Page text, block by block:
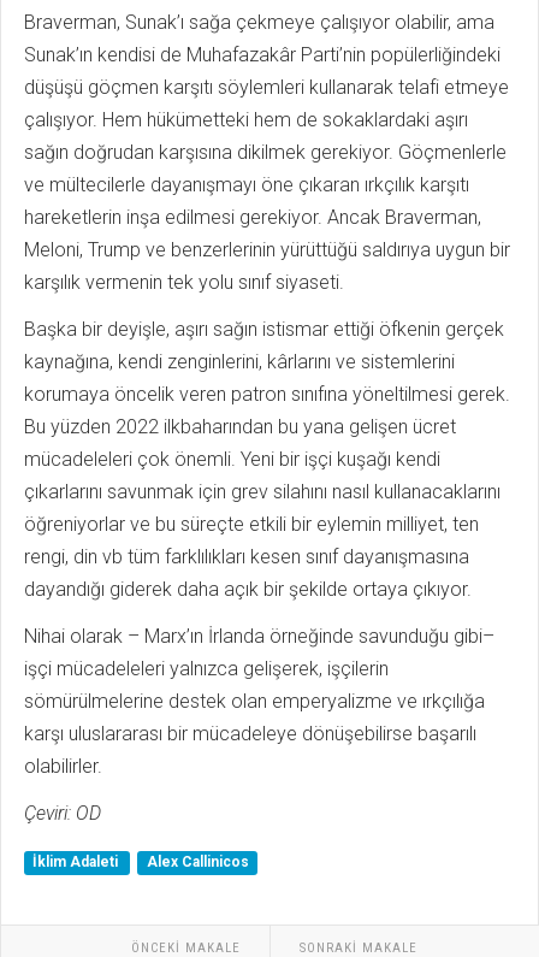
Braverman, Sunak’ı sağa çekmeye çalışıyor olabilir, ama
Sunak’ın kendisi de Muhafazakâr Parti’nin popülerliğindeki
düşüşü göçmen karşıtı söylemleri kullanarak telafi etmeye
çalışıyor. Hem hükümetteki hem de sokaklardaki aşırı
sağın doğrudan karşısına dikilmek gerekiyor. Göçmenlerle
ve mültecilerle dayanışmayı öne çıkaran ırkçılık karşıtı
hareketlerin inşa edilmesi gerekiyor. Ancak Braverman,
Meloni, Trump ve benzerlerinin yürüttüğü saldırıya uygun bir
karşılık vermenin tek yolu sınıf siyaseti.
Başka bir deyişle, aşırı sağın istismar ettiği öfkenin gerçek
kaynağına, kendi zenginlerini, kârlarını ve sistemlerini
korumaya öncelik veren patron sınıfına yöneltilmesi gerek.
Bu yüzden 2022 ilkbaharından bu yana gelişen ücret
mücadeleleri çok önemli. Yeni bir işçi kuşağı kendi
çıkarlarını savunmak için grev silahını nasıl kullanacaklarını
öğreniyorlar ve bu süreçte etkili bir eylemin milliyet, ten
rengi, din vb tüm farklılıkları kesen sınıf dayanışmasına
dayandığı giderek daha açık bir şekilde ortaya çıkıyor.
Nihai olarak – Marx’ın İrlanda örneğinde savunduğu gibi–
işçi mücadeleleri yalnızca gelişerek, işçilerin
sömürülmelerine destek olan emperyalizme ve ırkçılığa
karşı uluslararası bir mücadeleye dönüşebilirse başarılı
olabilirler.
Çeviri: OD
İklim Adaleti Alex Callinicos
ÖNCEKI MAKALE SONRAKI MAKALE